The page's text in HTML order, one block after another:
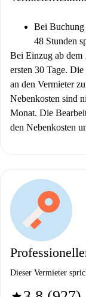
Bei Buchung
48 Stunden
Bei Einzug ab dem
ersten 30 Tage.
an den Vermieter
Nebenkosten sind
Monat. Die
den Nebenkosten
Dieser Vermieter